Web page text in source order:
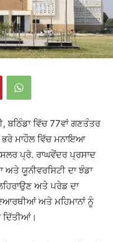
ਬਠਿੰਡਾ ਵਿੱਚ 77ਵਾਂ ਗਣਤੰਤਰ
ਮਾਹੌਲ ਵਿੱਚ ਮਨਾਇਆ
ਪ੍ਰੋ. ਰਾਘਵੇਂਦਰ ਪ੍ਰਸਾਦ
ਅਤੇ ਯੂਨੀਵਰਸਿਟੀ ਦਾ ਝੰਡਾ
ਅਤੇ ਪਰੇਡ ਦਾ
ਅਤੇ ਮਹਿਮਾਨਾਂ ਨੂੰ
ਦਿੱਤੀਆਂ।